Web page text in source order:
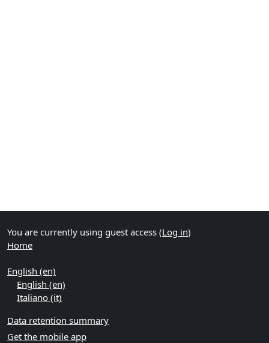
You are currently using guest access (Log in)
Home
English ‎(en)‎
English ‎(en)‎
Italiano ‎(it)‎
Data retention summary
Get the mobile app